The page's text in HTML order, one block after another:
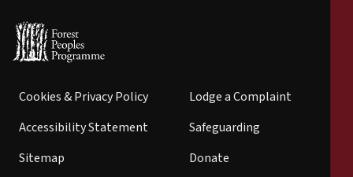
Cookies & Privacy Policy
Accessibility Statement
Sitemap
Lodge a Complaint
Safeguarding
Donate